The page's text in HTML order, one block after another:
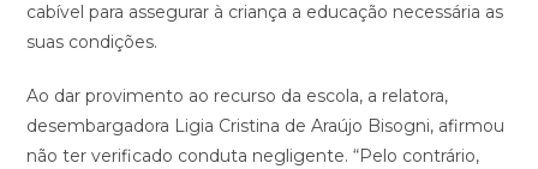
cabível para assegurar à criança a educação necessária as
suas condições.
Ao dar provimento ao recurso da escola, a relatora,
desembargadora Ligia Cristina de Araújo Bisogni, afirmou
não ter verificado conduta negligente. “Pelo contrário,